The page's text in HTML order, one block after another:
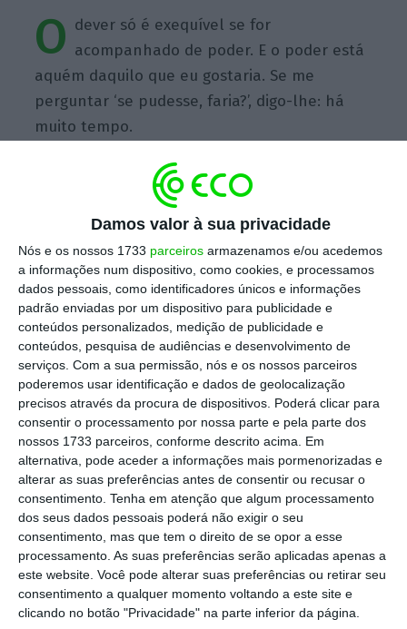
Damos valor à sua privacidade
Nós e os nossos 1733 parceiros armazenamos e/ou acedemos
a informações num dispositivo, como cookies, e processamos
dados pessoais, como identificadores únicos e informações
padrão enviadas por um dispositivo para publicidade e
conteúdos personalizados, medição de publicidade e
conteúdos, pesquisa de audiências e desenvolvimento de
serviços. Com a sua permissão, nós e os nossos parceiros
poderemos usar identificação e dados de geolocalização
precisos através da procura de dispositivos. Poderá clicar para
consentir o processamento por nossa parte e pela parte dos
nossos 1733 parceiros, conforme descrito acima. Em
alternativa, pode aceder a informações mais pormenorizadas e
alterar as suas preferências antes de consentir ou recusar o
consentimento. Tenha em atenção que algum processamento
dos seus dados pessoais poderá não exigir o seu
consentimento, mas que tem o direito de se opor a esse
processamento. As suas preferências serão aplicadas apenas a
este website. Você pode alterar suas preferências ou retirar seu
consentimento a qualquer momento voltando a este site e
clicando no botão "Privacidade" na parte inferior da página.
O dever só é exequível se for
acompanhado de poder. E o poder está
aquém daquilo que eu gostaria. Se me
perguntar ‘se pudesse, faria?’, digo-lhe: há
muito tempo.
https://eco.sapo.pt/quote/carlos-costa-o-dever-so-e-exequivel-se-for-acompanhado-de-poder-7/ Copiar
Assine o ECO Premium
No momento em que a informação é
mais importante do que nunca, apoie
o jornalismo independente e rigoroso.
De que forma? Assine o ECO Premium e
tenha acesso a notícias exclusivas, à
opinião que conta, às reportagens e
especiais que mostram o outro lado da
história.